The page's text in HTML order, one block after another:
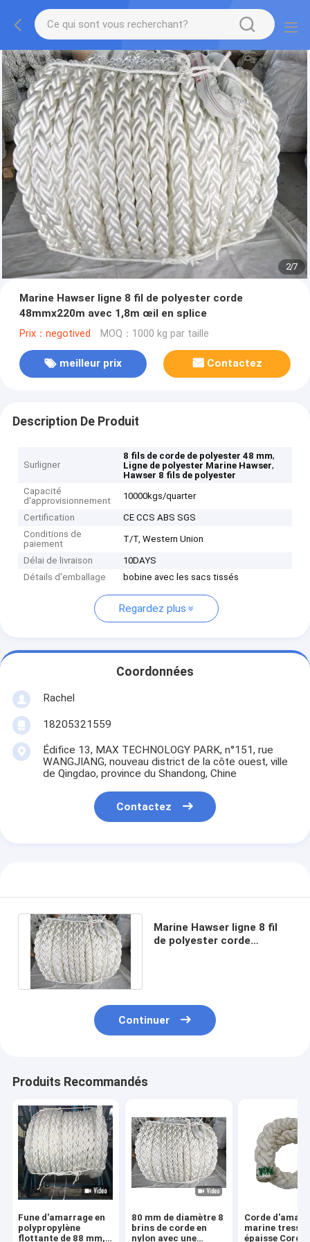
2/7
Marine Hawser ligne 8 fil de polyester corde
48mmx220m avec 1,8m œil en splice
Prix：negotived MOQ：1000 kg par taille
meilleur prix Contactez
Description De Produit
Surligner
8 fils de corde de polyester 48 mm,
Ligne de polyester Marine Hawser,
Hawser 8 fils de polyester
Capacité
d'approvisionnement
10000kgs/quarter
Certification
CE CCS ABS SGS
Conditions de
paiement
T/T, Western Union
Délai de livraison
10DAYS
Détails d'emballage
bobine avec les sacs tissés
Regardez plus
Coordonnées
Rachel
18205321559
Édifice 13, MAX TECHNOLOGY PARK, n°151, rue
WANGJIANG, nouveau district de la côte ouest, ville
de Qingdao, province du Shandong, Chine
Contactez
Marine Hawser ligne 8 fil
de polyester corde
Continuer
Produits Recommandés
Fune d'amarrage en
polypropylène
flottante de 88 mm,
80 mm de diamètre 8
brins de corde en
nylon avec une
Corde
marine
épaisse Corde